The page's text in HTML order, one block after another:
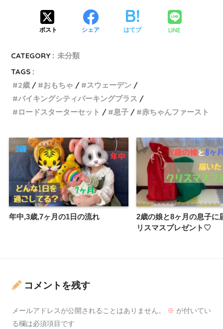
ポスト シェア はてブ LINE
CATEGORY : 未分類
TAGS :
2歳
おもちゃ
スウェーデン
バイキングシティパーキングプラス
ロードスターターセット
息子 赤ちゃんファースト
年中,3歳,7ヶ月の1日の流れ
2歳の娘と8ヶ月の息子に
リスマスプレゼント♡
コメントを残す
メールアドレスが公開されることはありません。 ※ が付いてい
る欄は必須項目です